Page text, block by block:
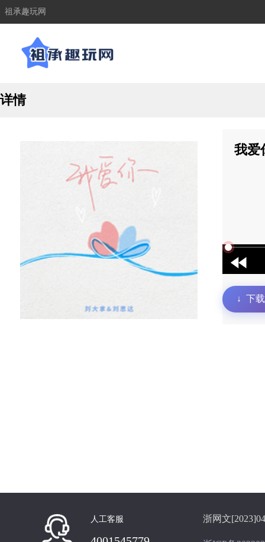
祖承趣玩网
详情
我爱
↓ 下
人工客服 浙网文